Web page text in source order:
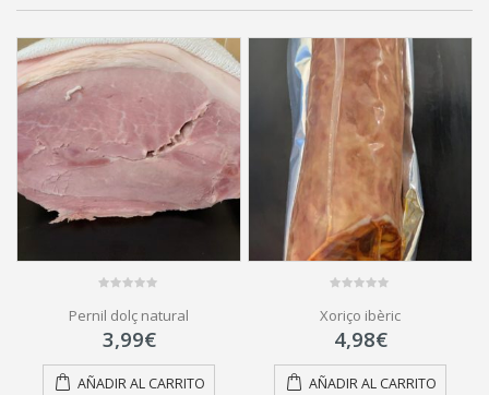
out
5
Pernil dolç natural
3,99€
AÑADIR AL CARRITO
out
5
Xoriço ibèric
4,98€
AÑADIR AL CARRITO